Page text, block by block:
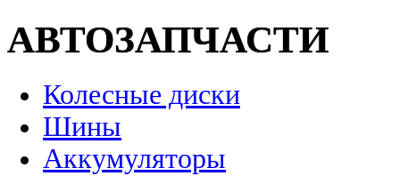
АВТОЗАПЧАСТИ
Колесные диски
Шины
Аккумуляторы